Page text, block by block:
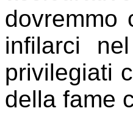
dovremmo
infilarci
privilegiati
della fame